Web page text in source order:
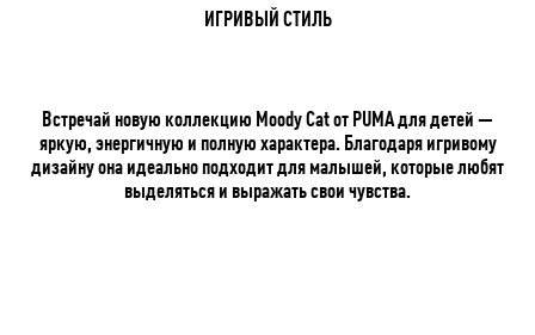
ИГРИВЫЙ СТИЛЬ
Встречай новую коллекцию Moody Cat от PUMA для детей —
яркую, энергичную и полную характера. Благодаря игривому
дизайну она идеально подходит для малышей, которые любят
выделяться и выражать свои чувства.